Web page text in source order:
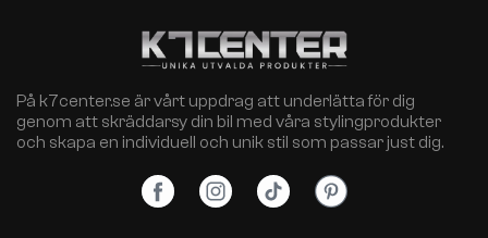
På k7center.se är vårt uppdrag att underlätta för dig
genom att skräddarsy din bil med våra stylingprodukter
och skapa en individuell och unik stil som passar just dig.